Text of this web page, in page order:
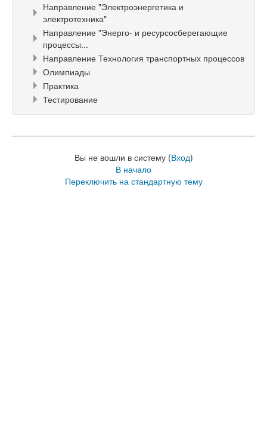
Направление "Электроэнергетика и
электротехника"
Направление "Энерго- и ресурсосберегающие
процессы...
Направление Технология транспортных процессов
Олимпиады
Практика
Тестирование
Вы не вошли в систему (Вход)
В начало
Переключить на стандартную тему